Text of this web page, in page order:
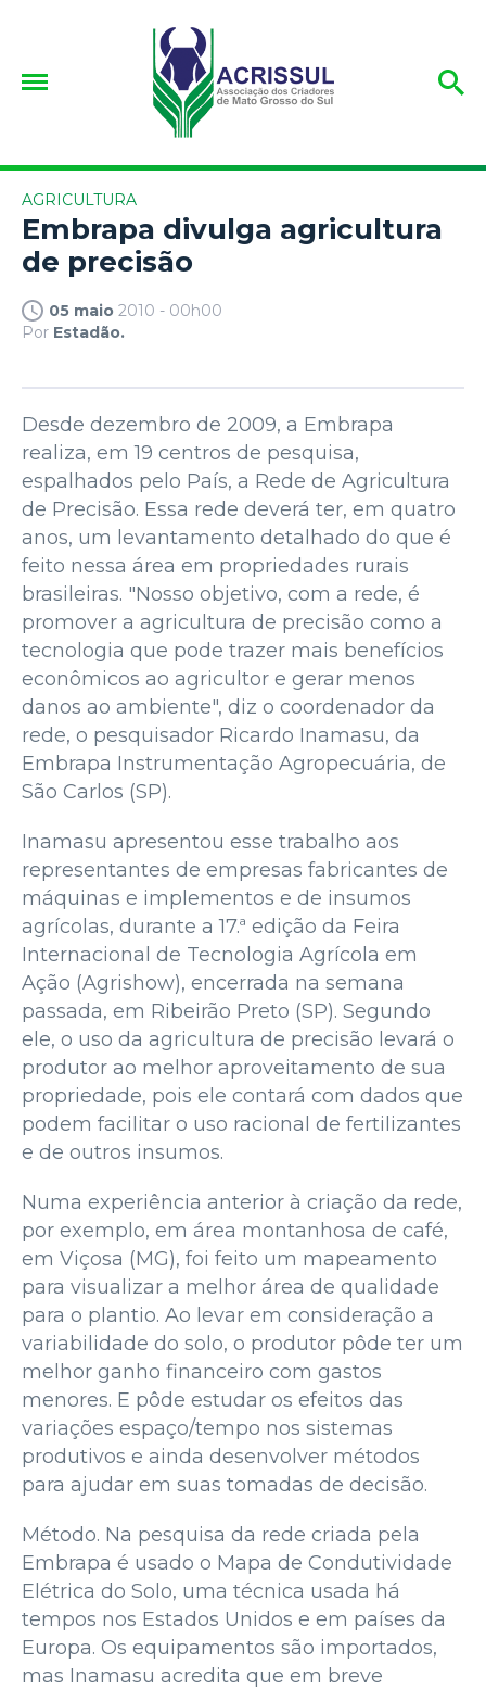
AGRICULTURA
Embrapa divulga agricultura
de precisão
05 maio 2010 - 00h00
Por Estadão.
Desde dezembro de 2009, a Embrapa
realiza, em 19 centros de pesquisa,
espalhados pelo País, a Rede de Agricultura
de Precisão. Essa rede deverá ter, em quatro
anos, um levantamento detalhado do que é
feito nessa área em propriedades rurais
brasileiras. "Nosso objetivo, com a rede, é
promover a agricultura de precisão como a
tecnologia que pode trazer mais benefícios
econômicos ao agricultor e gerar menos
danos ao ambiente", diz o coordenador da
rede, o pesquisador Ricardo Inamasu, da
Embrapa Instrumentação Agropecuária, de
São Carlos (SP).
Inamasu apresentou esse trabalho aos
representantes de empresas fabricantes de
máquinas e implementos e de insumos
agrícolas, durante a 17.ª edição da Feira
Internacional de Tecnologia Agrícola em
Ação (Agrishow), encerrada na semana
passada, em Ribeirão Preto (SP). Segundo
ele, o uso da agricultura de precisão levará o
produtor ao melhor aproveitamento de sua
propriedade, pois ele contará com dados que
podem facilitar o uso racional de fertilizantes
e de outros insumos.
Numa experiência anterior à criação da rede,
por exemplo, em área montanhosa de café,
em Viçosa (MG), foi feito um mapeamento
para visualizar a melhor área de qualidade
para o plantio. Ao levar em consideração a
variabilidade do solo, o produtor pôde ter um
melhor ganho financeiro com gastos
menores. E pôde estudar os efeitos das
variações espaço/tempo nos sistemas
produtivos e ainda desenvolver métodos
para ajudar em suas tomadas de decisão.
Método. Na pesquisa da rede criada pela
Embrapa é usado o Mapa de Condutividade
Elétrica do Solo, uma técnica usada há
tempos nos Estados Unidos e em países da
Europa. Os equipamentos são importados,
mas Inamasu acredita que em breve